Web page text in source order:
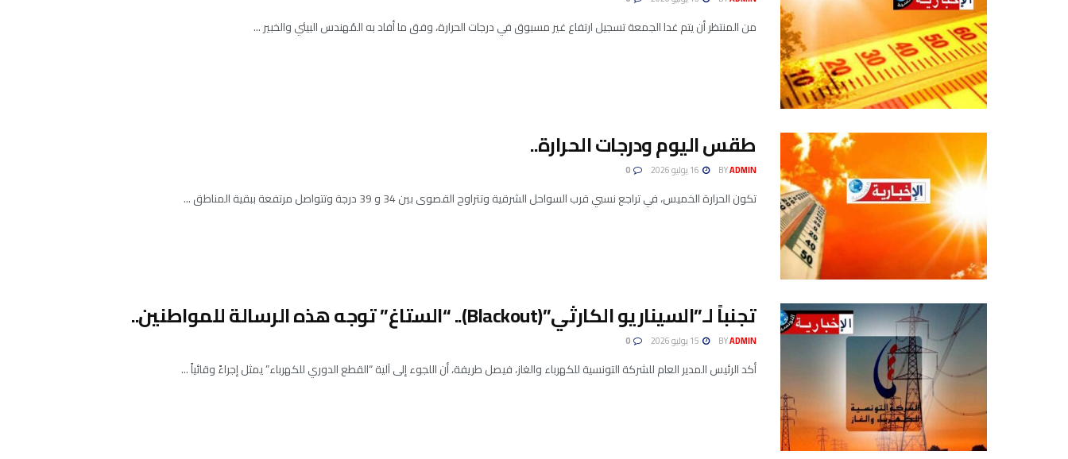
من المنتظر أن يتم غدا الجمعة تسجيل ارتفاع غير مسبوق في درجات الحرارة، وفق ما أفاد به المُهندس البيئي والخبير ...
طقس اليوم ودرجات الحرارة..
BYADMIN
تكون الحرارة الخميس، في تراجع نسبي قرب السواحل الشرقية وتتراوح القصوى بين 34 و 39 درجة وتتواصل مرتفعة ببقية المناطق ...
تجنباً لـ”السيناريو الكارثي”(Blackout).. “الستاغ” توجه هذه الرسالة للمواطنين..
BYADMIN
أكد الرئيس المدير العام للشركة التونسية للكهرباء والغاز، فيصل طريفة، أن اللجوء إلى آلية “القطع الدوري للكهرباء” يمثل إجراءً وقائياً ...